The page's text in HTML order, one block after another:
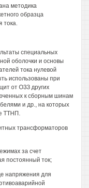
методика
образца
тока.
специальных
оболочки и основы
тока нулевой
использованы при
от ОЗЗ других
к сборным шинам
и др., на которых
ТТНП.
трансформаторов
за счет
постоянный ток;
напряжения для